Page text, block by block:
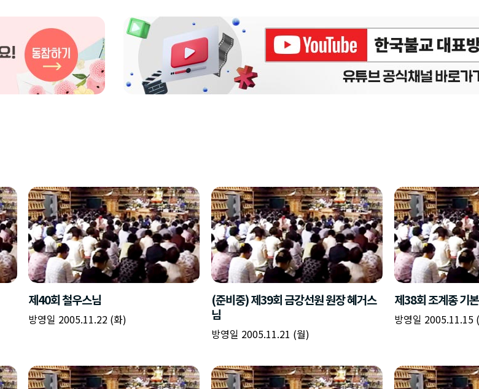
정
책
갈이름
구
간이름
플
레
이름